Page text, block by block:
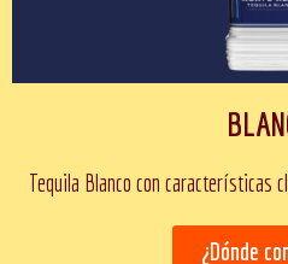
Tequila Blanco con características
¿Dónde